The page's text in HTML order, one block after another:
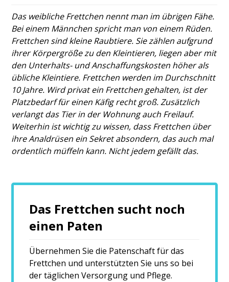
Das weibliche Frettchen nennt man im übrigen Fähe.
Bei einem Männchen spricht man von einem Rüden.
Frettchen sind kleine Raubtiere. Sie zählen aufgrund
ihrer Körpergröße zu den Kleintieren, liegen aber mit
den Unterhalts- und Anschaffungskosten höher als
übliche Kleintiere. Frettchen werden im Durchschnitt
10 Jahre. Wird privat ein Frettchen gehalten, ist der
Platzbedarf für einen Käfig recht groß. Zusätzlich
verlangt das Tier in der Wohnung auch Freilauf.
Weiterhin ist wichtig zu wissen, dass Frettchen über
ihre Analdrüsen ein Sekret absondern, das auch mal
ordentlich müffeln kann. Nicht jedem gefällt das.
Das Frettchen sucht noch
einen Paten
Übernehmen Sie die Patenschaft für das
Frettchen und unterstützten Sie uns so bei
der täglichen Versorgung und Pflege.